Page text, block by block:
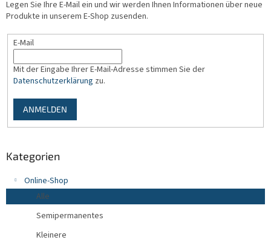
Legen Sie Ihre E-Mail ein und wir werden Ihnen Informationen über neue
Produkte in unserem E-Shop zusenden.
E-Mail
Mit der Eingabe Ihrer E-Mail-Adresse stimmen Sie der
Datenschutzerklärung zu.
ANMELDEN
Kategorien
Online-Shop
Alle
Semipermanentes
Kleinere